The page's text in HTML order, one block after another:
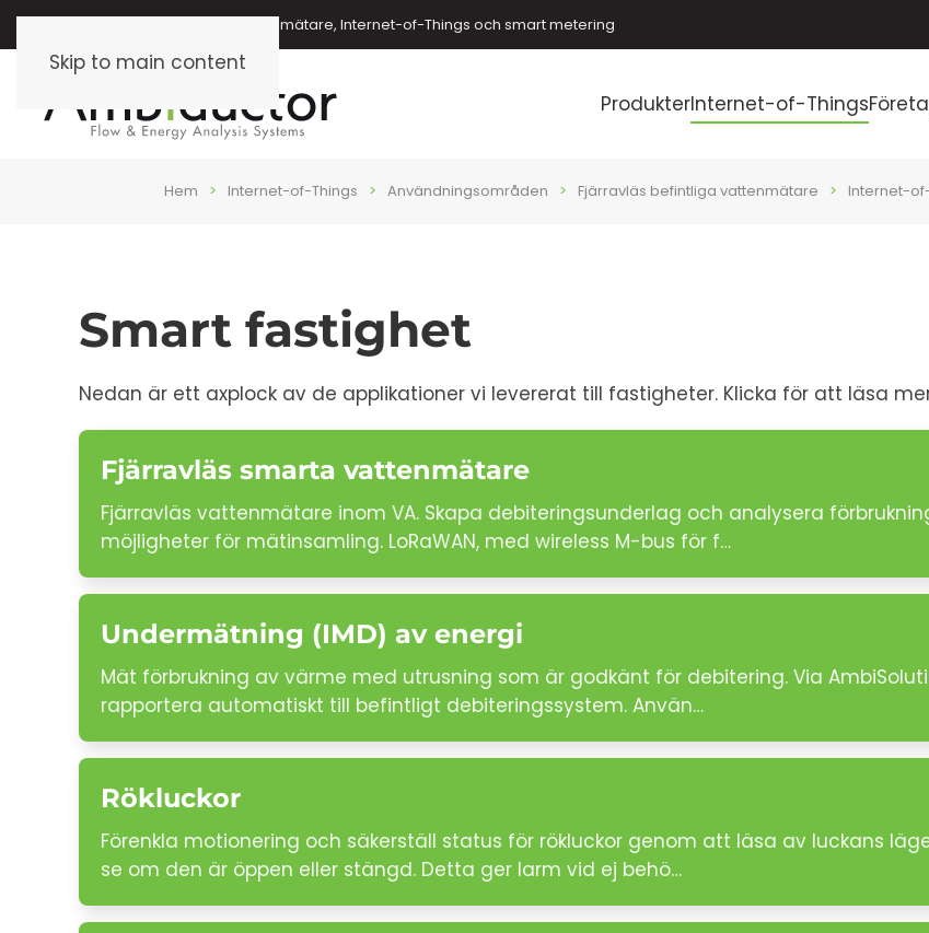
Skip to main content
Energimätare, vattenmätare, oljemätare, Internet-of-Things och smart metering
ProdukterInternet-of-Things
Hem Internet-of-Things Användningsområden Fjärravläs befintliga vattenmätare Internet-
Smart fastighet
Nedan är ett axplock av de applikationer vi levererat till fastigheter. Klicka för att läsa
Fjärravläs smarta vattenmätare
Fjärravläs vattenmätare inom VA. Skapa debiteringsunderlag och analysera
möjligheter för mätinsamling. LoRaWAN, med wireless M-bus för f…
Undermätning (IMD) av energi
Mät förbrukning av värme med utrusning som är godkänt för debitering. Via
rapportera automatiskt till befintligt debiteringssystem. Använ…
Rökluckor
Förenkla motionering och säkerställ status för rökluckor genom att läsa av luckans
se om den är öppen eller stängd. Detta ger larm vid ej behö…